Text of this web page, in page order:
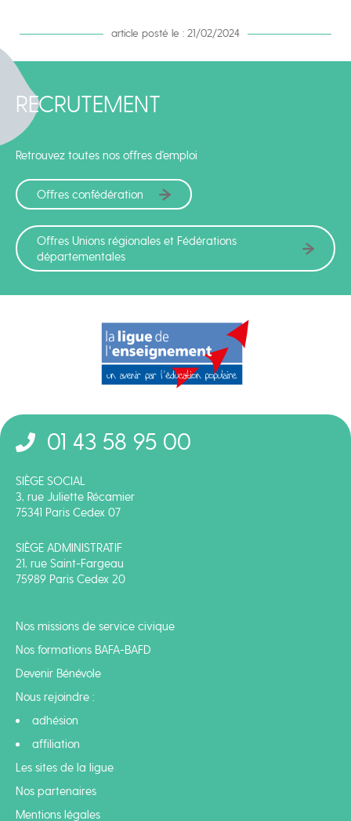
article posté le : 21/02/2024
01 43 58 95 00
SIÈGE SOCIAL
3, rue Juliette Récamier
75341 Paris Cedex 07
SIÈGE ADMINISTRATIF
21, rue Saint-Fargeau
75989 Paris Cedex 20
Nos missions de service civique
Nos formations BAFA-BAFD
Devenir Bénévole
Nous rejoindre :
adhésion
affiliation
Les sites de la ligue
Nos partenaires
Mentions légales
RECRUTEMENT
Retrouvez toutes nos offres d'emploi
Offres confédération
Offres Unions régionales et Fédérations
départementales